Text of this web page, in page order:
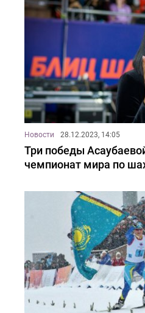
Новости 28.12.2023, 14:05
Три победы
чемпионат мира по